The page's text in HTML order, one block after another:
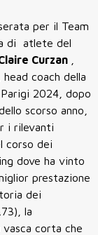
per il Team
di atlete del
Curzan
, head coach della
2024, dopo
scorso anno,
i rilevanti
corso dei
dove ha vinto
prestazione
dei
la
corta che